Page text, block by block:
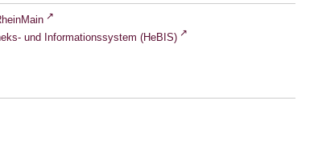
und Informationssystem (HeBIS)